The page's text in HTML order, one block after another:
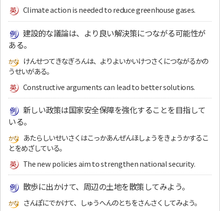
Climate action is needed to reduce greenhouse gases.
建設的な議論は、より良い解決策につながる可能性が
ある。
けんせつてきなぎろんは、よりよいかいけつさくにつながるかの
うせいがある。
Constructive arguments can lead to better solutions.
新しい政策は国家安全保障を強化することを目指して
いる。
あたらしいせいさくはこっかあんぜんほしょうをきょうかするこ
とをめざしている。
The new policies aim to strengthen national security.
散歩に出かけて、周辺の土地を散策してみよう。
さんぽにでかけて、しゅうへんのとちをさんさくしてみよう。